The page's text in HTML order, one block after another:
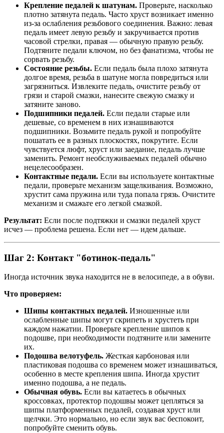
Крепление педалей к шатунам. Проверьте, насколько
плотно затянута педаль. Часто хруст возникает именно
из-за ослабления резьбового соединения. Важно: левая
педаль имеет левую резьбу и закручивается против
часовой стрелки, правая — обычную правую резьбу.
Подтяните педали ключом, но без фанатизма, чтобы не
сорвать резьбу.
Состояние резьбы. Если педаль была плохо затянута
долгое время, резьба в шатуне могла повредиться или
загрязниться. Извлеките педаль, очистите резьбу от
грязи и старой смазки, нанесите свежую смазку и
затяните заново.
Подшипники педалей. Если педали старые или
дешевые, со временем в них изнашиваются
подшипники. Возьмите педаль рукой и попробуйте
пошатать ее в разных плоскостях, покрутите. Если
чувствуется люфт, хруст или заедание, педаль лучше
заменить. Ремонт необслуживаемых педалей обычно
нецелесообразен.
Контактные педали. Если вы используете контактные
педали, проверьте механизм защелкивания. Возможно,
хрустит сама пружина или туда попала грязь. Очистите
механизм и смажьте его легкой смазкой.
Результат: Если после подтяжки и смазки педалей хруст
исчез — проблема решена. Если нет — идем дальше.
Шаг 2: Контакт "ботинок-педаль"
Иногда источник звука находится не в велосипеде, а в обуви.
Что проверяем:
Шипы контактных педалей. Изношенные или
ослабленные шипы могут скрипеть и хрустеть при
каждом нажатии. Проверьте крепление шипов к
подошве, при необходимости подтяните или замените
их.
Подошва велотуфель. Жесткая карбоновая или
пластиковая подошва со временем может изнашиваться,
особенно в месте крепления шипа. Иногда хрустит
именно подошва, а не педаль.
Обычная обувь. Если вы катаетесь в обычных
кроссовках, протектор подошвы может цепляться за
шипы платформенных педалей, создавая хруст или
щелчки. Это нормально, но если звук вас беспокоит,
попробуйте сменить обувь.